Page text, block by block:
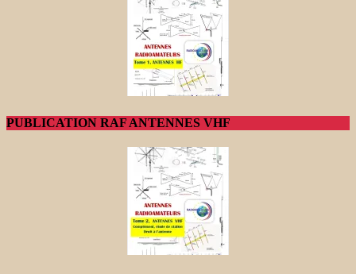
PUBLICATION RAF ANTENNES VHF